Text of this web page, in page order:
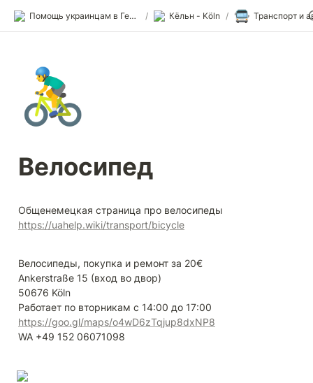
Помощь украинцам в Германии / Кёльн - Köln / 🚍
🚴‍♂️
Велосипед
https://uahelp.wiki/transport/bicycle
Велосипеды, покупка и ремонт за 20€
Ankerstraße 15 (вход во двор)
50676 Köln
https://goo.gl/maps/o4wD6zTqjup8dxNP8
WA +49 152 06071098